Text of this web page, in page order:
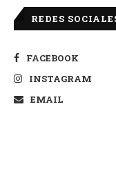
REDES
FACEBOOK
INSTAGRAM
EMAIL